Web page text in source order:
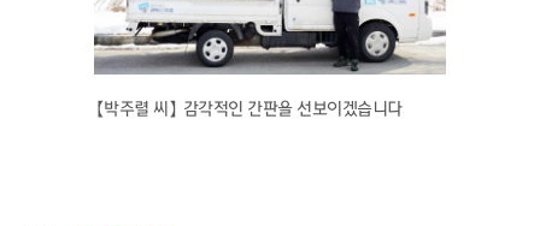
【박주렬 씨】 감각적인 간판을 선보이겠습니다